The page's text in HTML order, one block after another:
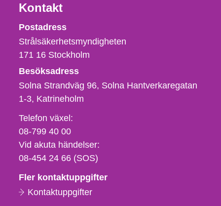
Kontakt
Strålsäkerhetsmyndigheten
Postadress
Strålsäkerhetsmyndigheten
171 16 Stockholm
Besöksadress
Solna Strandväg 96, Solna Hantverkaregatan
1-3 Katrineholm
Telefon,
fax
och
e-
Telefon växel:
08-799 40 00
Vid akuta händelser:
08-454 24 66 (SOS)
Fler kontaktuppgifter
Kontaktuppgifter